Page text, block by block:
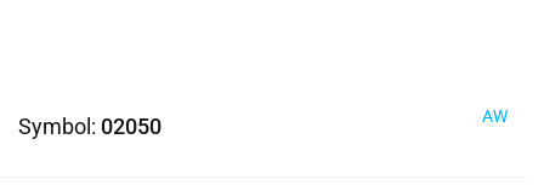
Symbol: 02050 AW